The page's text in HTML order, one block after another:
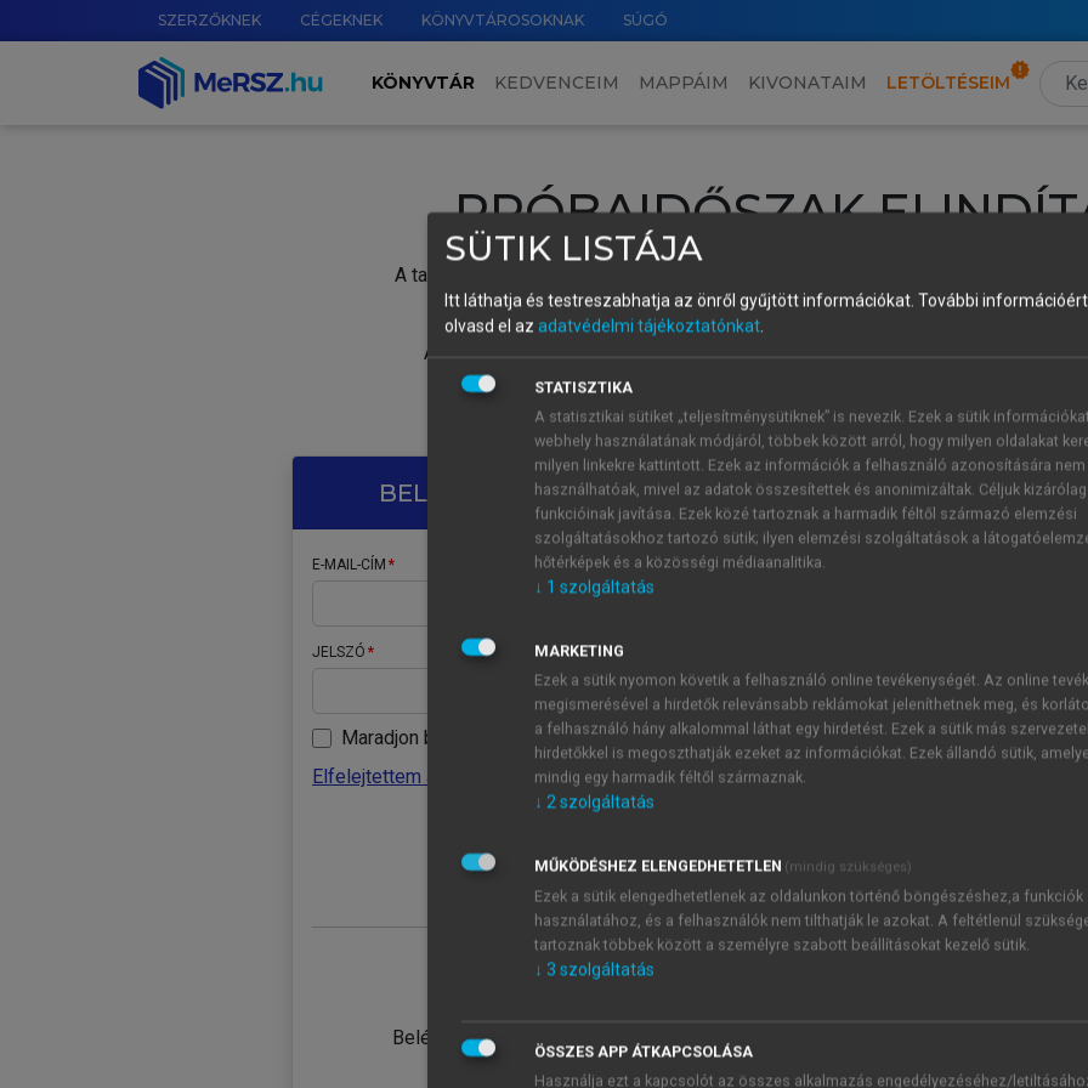
SZERZŐKNEK CÉGEKNEK KÖNYVTÁROSOKNAK SÚGÓ
KÖNYVTÁR KEDVENCEIM MAPPÁIM KIVONATAIM LETÖLTÉSEIM
PRÓBAIDŐSZAK
A tartalom megtekintéséhez lépj be a saját fiókoddal, iskolai azonosítóddal vagy
Új felhasználóként1 óra díjmentes hozzáférésrevagy
A próbaidőszak elindításához,
vagy hozz
A regisztráció után a
BELÉPÉS SAJÁT FIÓKKAL
E-MAIL-CÍM
JELSZÓ
Maradjon belépve
Elfelejtettem a jelszavamat
Belépés intézményi azonosítóval
ÚJ FIÓK
1 óra
JELSZÓ
Kérek értesítést a MeRSZ
Kérek értesítést az
SÜTIK LISTÁJA
Itt láthatja és testreszabhatja az önről gyűjtött információkat. További
olvasd el az adatvédelmi tájékoztatónkat.
STATISZTIKA
A statisztikai sütiket „teljesítménysütiknek” is nevezik. Ezek a sütik
webhely használatának módjáról, többek között arról, hogy milyen oldalakat
milyen linkekre kattintott. Ezek az információk a felhasználó azonosítására nem
használhatóak, mivel az adatok összesítettek és anonimizáltak. Céljuk
funkcióinak javítása. Ezek közé tartoznak a harmadik féltől származó elemzési
szolgáltatásokhoz tartozó sütik; ilyen elemzési szolgáltatások a
hőtérképek és a közösségi médiaanalitika.
↓ 1 szolgáltatás
MARKETING
Ezek a sütik nyomon követik a felhasználó online tevékenységét. Az online
megismerésével a hirdetők relevánsabb reklámokat jeleníthetnek meg, és
a felhasználó hány alkalommal láthat egy hirdetést. Ezek a sütik más
hirdetőkkel is megoszthatják ezeket az információkat. Ezek állandó sütik,
mindig egy harmadik féltől származnak.
↓ 2szolgáltatás
MŰKÖDÉSHEZ ELENGEDHETETLEN (mindig szükséges)
Ezek a sütik elengedhetetlenek az oldalunkon történő böngészéshez,a funkciók
használatához, és a felhasználók nem tilthatják le azokat. A feltétlenül
tartoznak többek között a személyre szabott beállításokat kezelő sütik.
↓ 3 szolgáltatás
ÖSSZES APP ÁTKAPCSOLÁSA
Használja ezt a kapcsolót az összes alkalmazás engedélyezéséhez/